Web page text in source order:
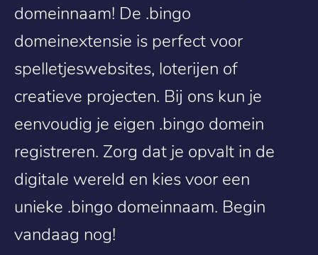
domeinnaam! De .bingo
domeinextensie is perfect voor
spelletjeswebsites, loterijen of
creatieve projecten. Bij ons kun je
eenvoudig je eigen .bingo domein
registreren. Zorg dat je opvalt in de
digitale wereld en kies voor een
unieke .bingo domeinnaam. Begin
vandaag nog!